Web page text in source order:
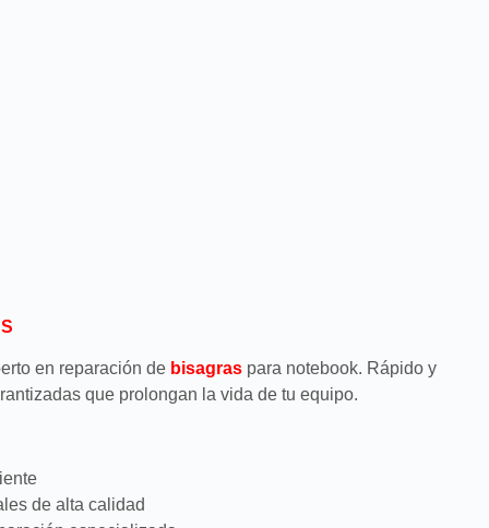
en reparación de bisagras para notebook. Rápido y
que prolongan la vida de tu equipo.
de alta calidad